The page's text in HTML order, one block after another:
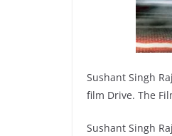
Sushant Singh
film Drive. The
Sushant Singh